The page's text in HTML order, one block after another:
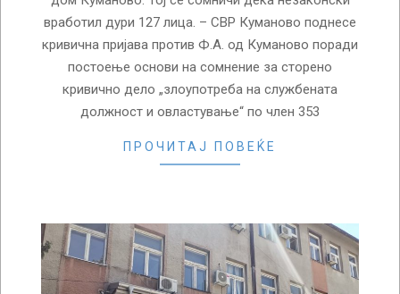
вработил дури 127 лица. – СВР Куманово поднесе
кривична пријава против Ф.А. од Куманово поради
постоење основи на сомнение за сторено
кривично дело „злоупотреба на службената
должност и овластување“ по член 353
ПРОЧИТАЈ ПОВЕЌЕ